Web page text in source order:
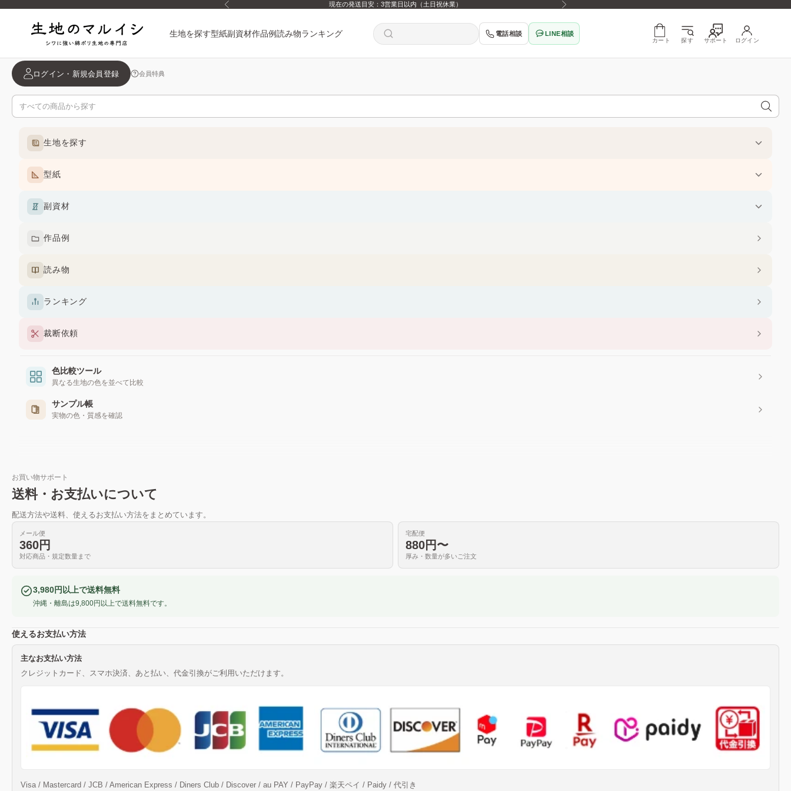
コンテンツへスキップ 前へ 現在の発送目安：3営業日以内（土日祝休業） 次へ
生地のマルイシ
生地を探す型紙副資材作品例読み物ランキング
カート 探す サポート ログイン
電話相談 LINE相談
ログイン・新規会員登録 会員特典
生地を探す
型紙
副資材
作品例
読み物
ランキング
裁断依頼
色比較ツール
異なる生地の色を並べて比較
サンプル帳
実物の色・質感を確認
お買い物サポート
送料・お支払いについて
配送方法や送料、使えるお支払い方法をまとめています。
メール便
360円
対応商品・規定数量まで
宅配便
880円〜
厚み・数量が多いご注文
3,980円以上で送料無料
沖縄・離島は9,800円以上で送料無料です。
使えるお支払い方法
主なお支払い方法
クレジットカード、スマホ決済、あと払い、代金引換がご利用いただけます。
Visa / Mastercard / JCB / American Express / Diners Club / Discover / au PAY / PayPay / 楽天ペイ / Paidy / 代引き